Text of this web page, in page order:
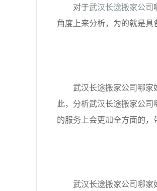
对于武汉长途搬家公司
角度上来分析，为的就是具
武汉长途搬家公司哪家
此，分析武汉长途搬家公
的服务上会更加全方面的，
武汉长途搬家公司哪家